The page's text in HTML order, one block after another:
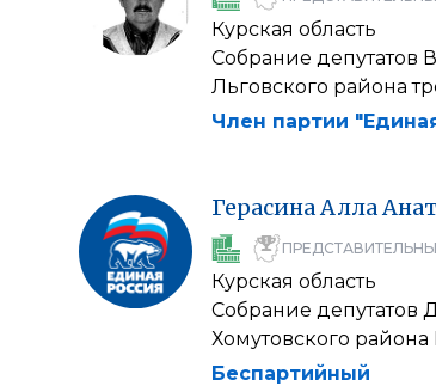
Курская область
Собрание депутатов
Льговского района
Член партии
ГерасинаАлла
Курская область
Собрание депутатов
Хомутовского района
Беспартийный